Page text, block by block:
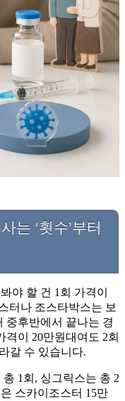
는 ‘횟수’부터
야 할 건 1회 가격이
터나 조스타박스는 보
중후반에서 끝나는 경
이 20만원대여도 2회
갈 수 있습니다.
1회, 싱그릭스는 총 2
스카이조스터 15만